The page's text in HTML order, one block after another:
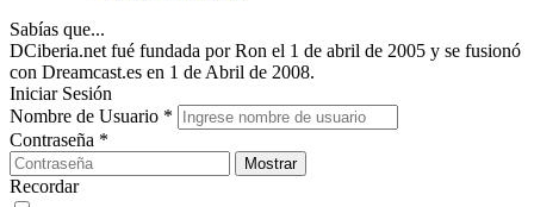
Sabías que...
DCiberia.net fué fundada por Ron el 1 de abril de 2005 y se fusionó
con Dreamcast.es en 1 de Abril de 2008.
Iniciar Sesión
Nombre de Usuario *
Contraseña *
Mostrar
Recordar